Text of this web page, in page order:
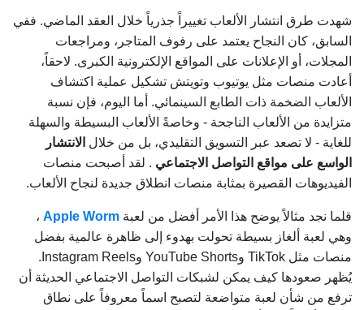
شهدت طرق انتشار الألعاب تغييراً جذرياً خلال العقد الماضي. ففي
السابق، كان النجاح يعتمد على رفوف المتاجر، ومراجعات
المجلات، أو الإعلانات على المواقع الإلكترونية الكبرى. لاحقاً،
أعادت منصات مثل يوتيوب وتويتش تشكيل عملية اكتشاف
الألعاب الضخمة ذات الطابع السينمائي. أما اليوم، فإن نسبة
متزايدة من الألعاب الناجحة - وخاصةً الألعاب البسيطة والسهلة
للغاية - لا تصعد عبر التسويق التقليدي، بل من خلال الانتشار
الواسع على مواقع التواصل الاجتماعي . لقد أصبحت منصات
الفيديوهات القصيرة بمثابة منصات انطلاق جديدة لنجاح الألعاب.
قلما نجد مثالاً يوضح هذا الأمر أفضل من لعبة Apple Worm ،
وهي لعبة ألغاز بسيطة تحولت بهدوء إلى ظاهرة عالمية بفضل
منصات مثل TikTok وYouTube Shorts وInstagram Reels.
يُظهر صعودها كيف يمكن لشبكات التواصل الاجتماعي الحديثة أن
ترفع من شأن لعبة متواضعة لتصبح اسماً معروفاً على نطاق